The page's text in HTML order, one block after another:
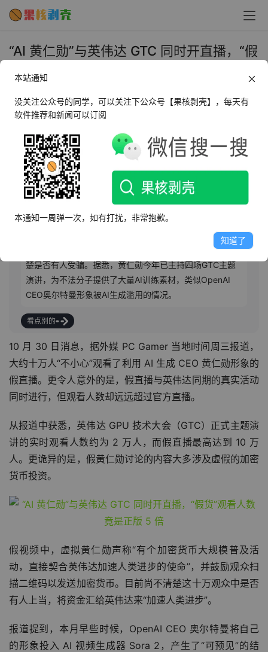
“AI 黄仁勋”与英伟达 GTC 同时开直播，“假
2025年10月30日 上午10:36 • AI相关
AI摘要
此内容由AI根据文章内容自动生成，并已由人工审核
10月30日消息，外媒报道称，约十万人“误看”了利用AI生
成英伟达CEO黄仁勋形象的假直播，该假直播与英伟达
GTC技术大会同期真实活动同时进行，观看人数（最高10
万）远超官方直播（约2万）。假视频中，虚拟黄仁勋宣传
虚假加密货币投资活动，鼓励观众扫码转账。目前尚不清
楚是否有人受骗。据悉，黄仁勋今年已主持四场GTC主题
演讲，为不法分子提供了大量AI训练素材，类似OpenAI
CEO奥尔特曼形象被AI生成滥用的情况。
看点别的
10 月 30 日消息，据外媒 PC Gamer 当地时间周三报道，
大约十万人“不小心”观看了利用 AI 生成 CEO 黄仁勋形象的
假直播。更令人意外的是，假直播与英伟达同期的真实活动
同时进行，但观看人数却远远超过官方直播。
从报道中获悉，英伟达 GPU 技术大会（GTC）正式主题演
讲的实时观看人数约为 2 万人，而假直播最高达到 10 万
人。更诡异的是，假黄仁勋讨论的内容大多涉及虚假的加密
货币投资。
假视频中，虚拟黄仁勋声称“有个加密货币大规模普及活
动，直接契合英伟达加速人类进步的使命”，并鼓励观众扫
描二维码以发送加密货币。目前尚不清楚这十万观众中是否
有人上当，将资金汇给英伟达来“加速人类进步”。
报道提到，本月早些时候，OpenAI CEO 奥尔特曼将自己
的形象投入 AI 视频生成器 Sora 2，产生了“可预见”的结
本站通知
没关注公众号的同学，可以关注下公众号【果核剥壳】，每天有
软件推荐和新闻可以订阅
本通知一周弹一次，如有打扰，非常抱歉。
知道了